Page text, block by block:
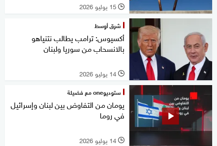
l 15 يوليو 2026
شرق أوسط
أكسيوس: ترامب يطالب نتنياهو
بالانسحاب من سوريا ولبنان
l 14 يوليو 2026
ستوديوone مع فضيلة
يومان من التفاوض بين لبنان وإسرائيل
في روما
l 14 يوليو 2026